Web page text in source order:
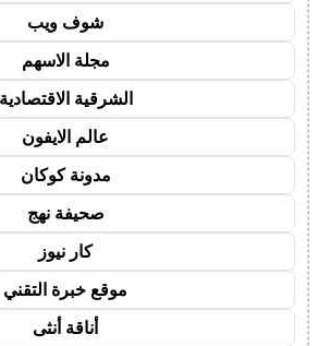
شوف ويب
مجلة الاسهم
الشرقية الاقتصادية
عالم الايفون
مدونة كوكان
صحيفة نهج
كار نيوز
موقع خبرة التقني
أناقة أنثى